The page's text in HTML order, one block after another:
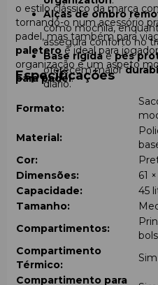
Alças de ombro
como mochila,
assegura conforto no
Base rígidaepés
oferecem maior
diário.
o estilo clássico da marca
tornando-o num acessório
paletero é ideal para
organização e um aspeto
para padel.
Especificações
Formato:
Material:
Cor:
Dimensões:
61
Capacidade:
45
Tamanho:
Compartimentos:
Compartimento
Térmico:
Compartimento para